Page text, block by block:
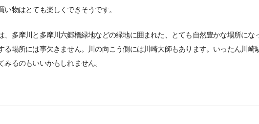
い物はとても楽しくできそうです。
、多摩川と多摩川六郷橋緑地などの緑地に囲まれた、とても自然豊かな場所にな
る場所には事欠きません。川の向こう側には川崎大師もあります。いったん川
みるのもいいかもしれません。